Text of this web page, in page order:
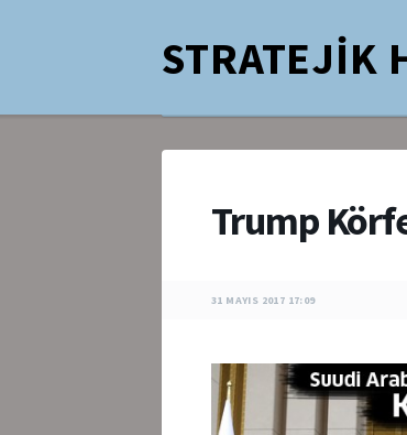
STRATEJİK
Trump
31 MAYIS 2017 17:09